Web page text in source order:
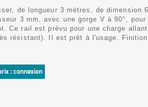
de longueur 3 mètres, de dimension
3 mm, avec une gorge V à 90°,
Ce rail est prévu pour une charge
résistant). Il est prêt à l'usage.
: connexion